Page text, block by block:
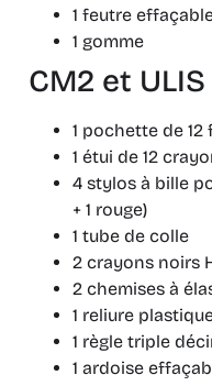
1 feutre
1 gomme
CM2 et ULIS
1 pochette de
1 étui de 12
4 stylos à bille
+ 1 rouge)
1 tube de colle
2 crayons noirs
2 chemises à
1 reliure
1 règle triple
1 ardoise